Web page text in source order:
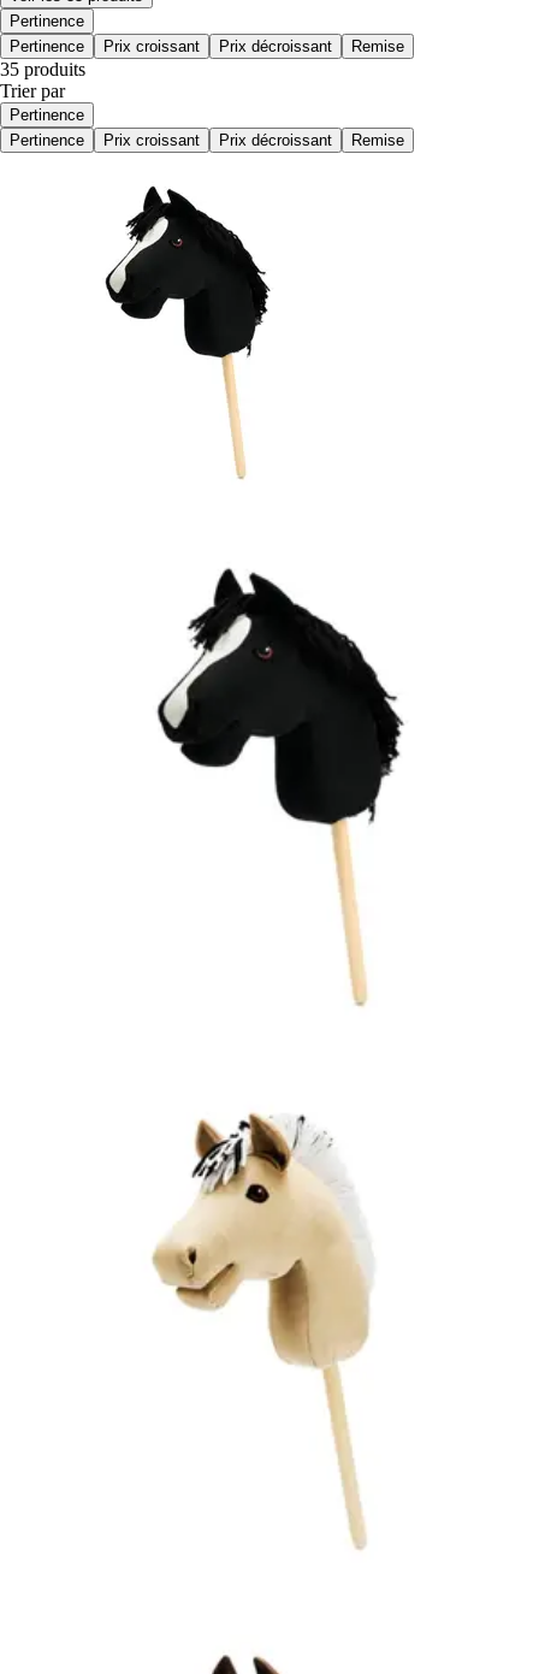
Pertinence
Pertinence
Prix croissant Prix décroissant Remise
35 produits
Trier par
Pertinence
Pertinence
Prix croissant Prix décroissant Remise